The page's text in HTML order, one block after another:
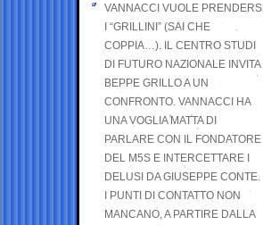
VANNACCI VUOLE PRENDERSI
I “GRILLINI” (SAI CHE
COPPIA…). IL CENTRO STUDI
DI FUTURO NAZIONALE INVITA
BEPPE GRILLO A UN
CONFRONTO. VANNACCI HA
UNA VOGLIA MATTA DI
PARLARE CON IL FONDATORE
DEL M5S E INTERCETTARE I
DELUSI DA GIUSEPPE CONTE.
I PUNTI DI CONTATTO NON
MANCANO, A PARTIRE DALLA